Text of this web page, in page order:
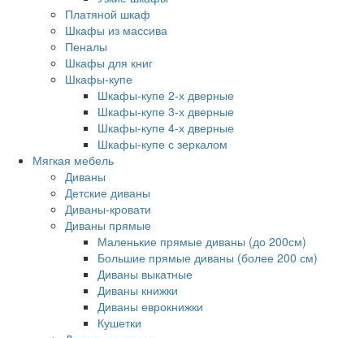
Платяной шкаф
Шкафы из массива
Пеналы
Шкафы для книг
Шкафы-купе
Шкафы-купе 2-х дверные
Шкафы-купе 3-х дверные
Шкафы-купе 4-х дверные
Шкафы-купе с зеркалом
Мягкая мебель
Диваны
Детские диваны
Диваны-кровати
Диваны прямые
Маленькие прямые диваны (до 200см)
Большие прямые диваны (более 200 см)
Диваны выкатные
Диваны книжки
Диваны еврокнижки
Кушетки